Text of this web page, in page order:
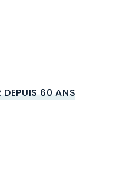
DEPUIS 60 ANS